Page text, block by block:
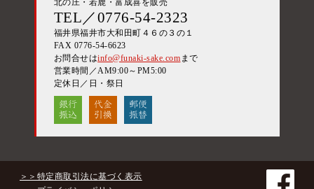
TEL／0776-54-2323
福井県福井市大和田町４６の３の１
FAX 0776-54-6623
お問合せはinfo@funaki-sake.com まで
営業時間／AM9:00～PM5:00
定休日／日・祭日
＞＞特定商取引法に基づく表示